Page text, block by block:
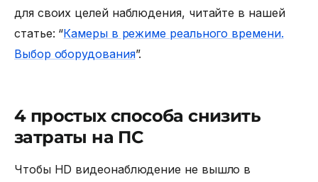
для своих целей наблюдения, читайте в нашей
статье: “Камеры в режиме реального времени.
Выбор оборудования”.
4 простых способа снизить
затраты на ПС
Чтобы HD видеонаблюдение не вышло в